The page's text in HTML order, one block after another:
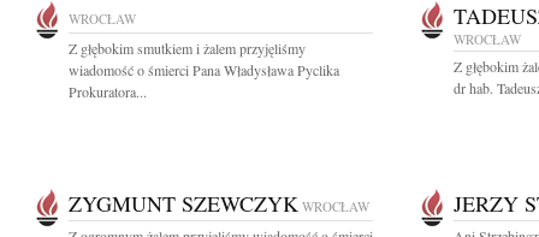
WROCŁAW
Z głębokim smutkiem i żalem przyjęliśmy
wiadomość o śmierci Pana Władysława Pyclika
Prokuratora...
WROCŁAW
Z głębokim
dr hab.
ZYGMUNT SZEWCZYK WROCŁAW JERZY